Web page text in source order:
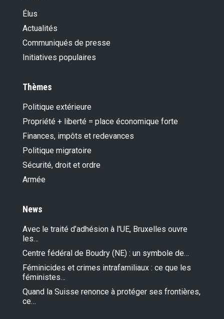
Élus
Actualités
Communiqués de presse
Initiatives populaires
Thèmes
Politique extérieure
Propriété + liberté = place économique forte
Finances, impôts et redevances
Politique migratoire
Sécurité, droit et ordre
Armée
News
Avec le traité d’adhésion à l'UE, Bruxelles ouvre
les…
Centre fédéral de Boudry (NE) : un symbole de…
Féminicides et crimes intrafamiliaux : ce que les
féministes…
Quand la Suisse renonce à protéger ses frontières,
ce…